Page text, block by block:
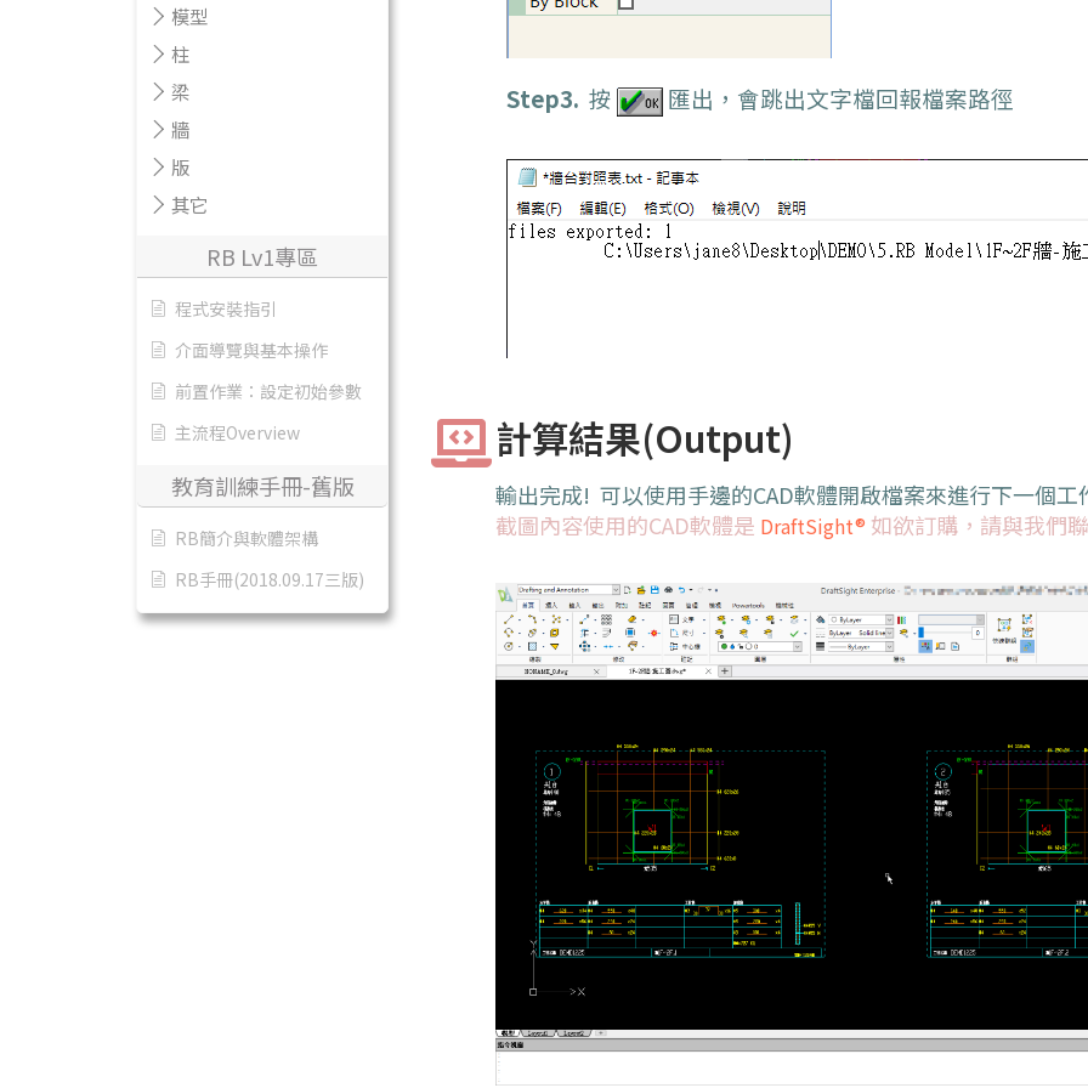
模型
柱
梁
牆
版
其它
RB Lv1專區
程式安裝指引
介面導覽與基本操作
前置作業：設定初始參數
主流程Overview
教育訓練手冊-舊版
RB簡介與軟體架構
RB手冊(2018.09.17三版)
Step3. 按 匯出，會跳出文字檔回報檔案路徑
計算結果(Output)
輸出完成! 可以使用手邊的CAD軟體開啟檔案來進行下一個工
截圖內容使用的CAD軟體是 DraftSight® 如欲訂購，請與我們